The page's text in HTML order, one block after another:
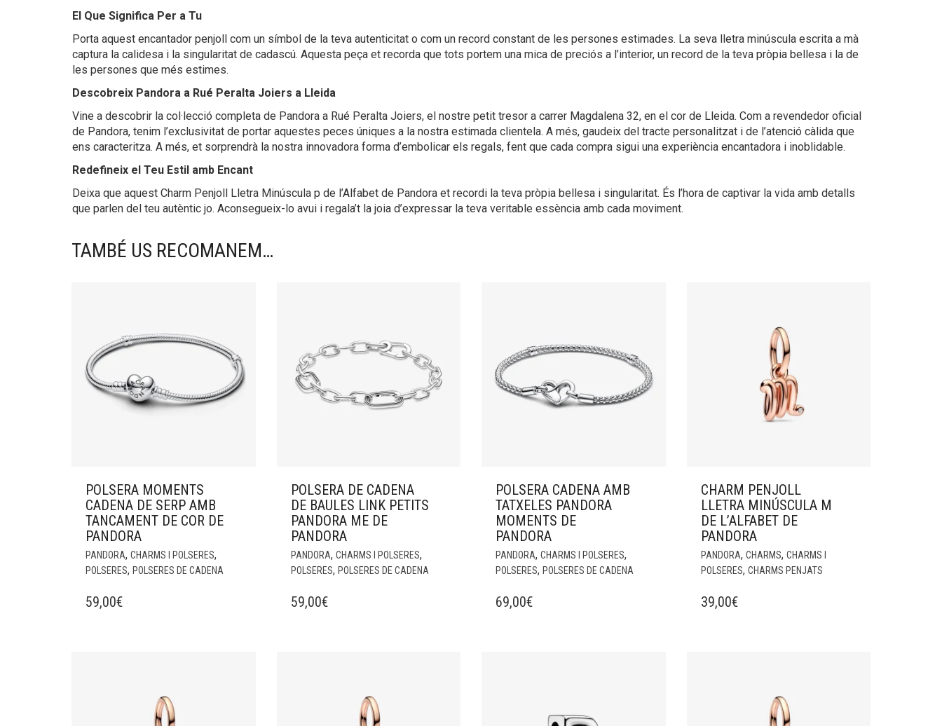
El Que Significa Per a Tu
Porta aquest encantador penjoll com un símbol de la teva autenticitat o com un record constant de les persones estimades. La seva lletra minúscula escrita a mà
captura la calidesa i la singularitat de cadascú. Aquesta peça et recorda que tots portem una mica de preciós a l’interior, un record de la teva pròpia bellesa i la de
les persones que més estimes.
Descobreix Pandora a Rué Peralta Joiers a Lleida
Vine a descobrir la col·lecció completa de Pandora a Rué Peralta Joiers, el nostre petit tresor a carrer Magdalena 32, en el cor de Lleida. Com a revendedor oficial
de Pandora, tenim l’exclusivitat de portar aquestes peces úniques a la nostra estimada clientela. A més, gaudeix del tracte personalitzat i de l’atenció càlida que
ens caracteritza. A més, et sorprendrà la nostra innovadora forma d’embolicar els regals, fent que cada compra sigui una experiència encantadora i inoblidable.
Redefineix el Teu Estil amb Encant
Deixa que aquest Charm Penjoll Lletra Minúscula p de l’Alfabet de Pandora et recordi la teva pròpia bellesa i singularitat. És l’hora de captivar la vida amb detalls
que parlen del teu autèntic jo. Aconsegueix-lo avui i regala’t la joia d’expressar la teva veritable essència amb cada moviment.
TAMBÉ US RECOMANEM…
POLSERA MOMENTS
CADENA DE SERP AMB
TANCAMENT DE COR DE
PANDORA
PANDORA, CHARMS I POLSERES,
POLSERES, POLSERES DE CADENA
59,00€
POLSERA DE CADENA
DE BAULES LINK PETITS
PANDORA ME DE
PANDORA
PANDORA, CHARMS I POLSERES,
POLSERES, POLSERES DE CADENA
59,00€
POLSERA CADENA AMB
TATXELES PANDORA
MOMENTS DE
PANDORA
PANDORA, CHARMS I POLSERES,
POLSERES, POLSERES DE CADENA
69,00€
CHARM PENJOLL
LLETRA MINÚSCULA M
DE L’ALFABET DE
PANDORA
PANDORA, CHARMS, CHARMS I
POLSERES, CHARMS PENJATS
39,00€